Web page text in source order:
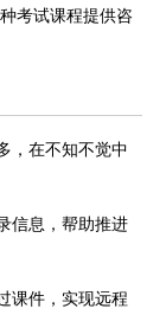
考试课程提供咨
在不知不觉中
信息，帮助推进
件，实现远程